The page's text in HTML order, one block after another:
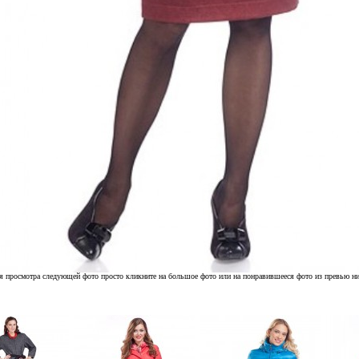
просмотра следующей фото просто кликните на большое фото или на понравившееся фото из превью